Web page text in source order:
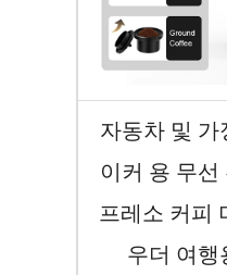
자동차 및
이커 용 무
프레소 커피
우더 여